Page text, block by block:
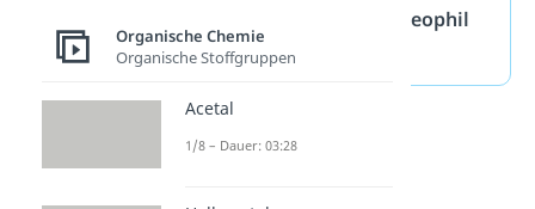
angreifenden Nukleophil
aus.
Organische Chemie
Organische Stoffgruppen
Acetal
1/8 – Dauer: 03:28